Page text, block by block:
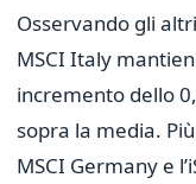
Osservando gli
MSCI Italy
incremento dello
sopra la media.
MSCI Germany e